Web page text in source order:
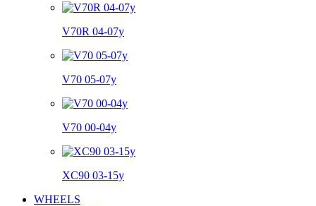
V70R 04-07y
V70 05-07y
V70 00-04y
XC90 03-15y
WHEELS